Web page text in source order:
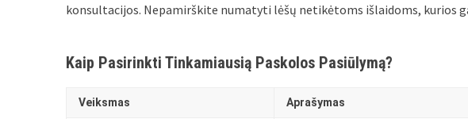
konsultacijos. Nepamirškite numatyti lėšų netikėtoms išlaidoms, kurios
Kaip Pasirinkti Tinkamiausią Paskolos Pasiūlymą?
Veiksmas Aprašymas